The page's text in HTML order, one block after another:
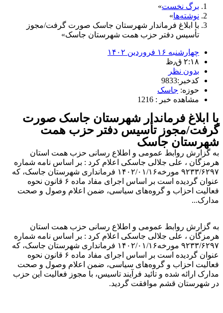
برگ نخست
نوشته‌ها
با ابلاغ فرماندار شهرستان جاسک صورت گرفت/مجوز
تأسیس دفتر حزب همت شهرستان جاسک
چهارشنبه ۱۶ فروردین ۱۴۰۲
۲:۱۸ ق٫ظ
بدون نظر
کدخبر:9833
حوزه: جاسک
مشاهده خبر : 1216
با ابلاغ فرماندار شهرستان جاسک صورت
گرفت/مجوز تأسیس دفتر حزب همت
شهرستان جاسک
به گزارش روابط عمومی و اطلاع رسانی حزب همت استان
هرمزگان ، علی جلالی جاسکی اعلام کرد : بر اساس نامه شماره
۹۲۳۳/۶۲۹۷ مورخه۱۴۰۲/۰۱/۱۶ فرمانداری شهرستان جاسک، که
عنوان گردیده است بر اساس اجرای مفاد ماده ۶ قانون نحوه
فعالیت احزاب و گروه‌‌‌‌های سیاسی، ضمن اعلام وصول و صحت
مدارک...
به گزارش روابط عمومی و اطلاع رسانی حزب همت استان
هرمزگان ، علی جلالی جاسکی اعلام کرد : بر اساس نامه شماره
۹۲۳۳/۶۲۹۷ مورخه۱۴۰۲/۰۱/۱۶ فرمانداری شهرستان جاسک، که
عنوان گردیده است بر اساس اجرای مفاد ماده ۶ قانون نحوه
فعالیت احزاب و گروه‌‌‌‌های سیاسی، ضمن اعلام وصول و صحت
مدارک ارائه شده و تائید فرآیند تاسیس، با مجوز فعالیت این حزب
در شهرستان قشم موافقت گردید.